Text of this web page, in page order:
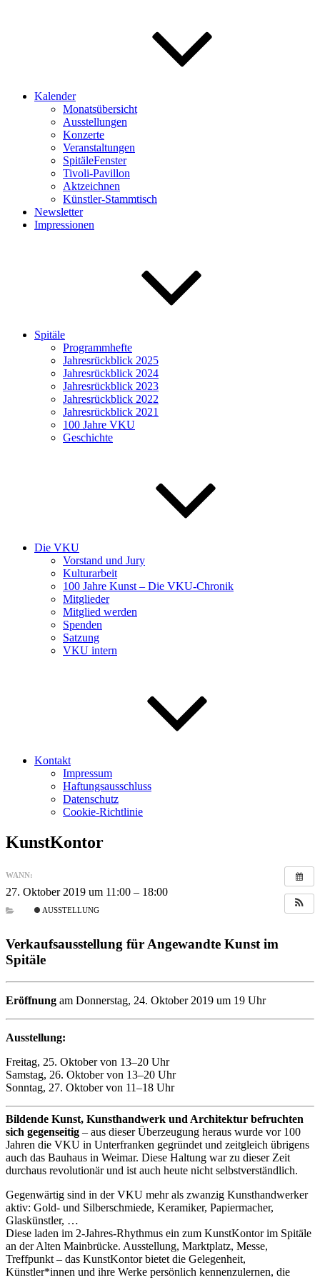
Kalender
Monatsübersicht
Ausstellungen
Konzerte
Veranstaltungen
SpitäleFenster
Tivoli-Pavillon
Aktzeichnen
Künstler-Stammtisch
Newsletter
Impressionen
Spitäle
Programmhefte
Jahresrückblick 2025
Jahresrückblick 2024
Jahresrückblick 2023
Jahresrückblick 2022
Jahresrückblick 2021
100 Jahre VKU
Geschichte
Die VKU
Vorstand und Jury
Kulturarbeit
100 Jahre Kunst – Die VKU-Chronik
Mitglieder
Mitglied werden
Spenden
Satzung
VKU intern
Kontakt
Impressum
Haftungsausschluss
Datenschutz
Cookie-Richtlinie
KunstKontor
WANN:
27. Oktober 2019 um 11:00 – 18:00
AUSSTELLUNG
Verkaufsausstellung für Angewandte Kunst im
Spitäle
Eröffnung am Donnerstag, 24. Oktober 2019 um 19 Uhr
Ausstellung:
Freitag, 25. Oktober von 13–20 Uhr
Samstag, 26. Oktober von 13–20 Uhr
Sonntag, 27. Oktober von 11–18 Uhr
Bildende Kunst, Kunsthandwerk und Architektur befruchten
sich gegenseitig – aus dieser Überzeugung heraus wurde vor 100
Jahren die VKU in Unterfranken gegründet und zeitgleich übrigens
auch das Bauhaus in Weimar. Diese Haltung war zu dieser Zeit
durchaus revolutionär und ist auch heute nicht selbstverständlich.
Gegenwärtig sind in der VKU mehr als zwanzig Kunsthandwerker
aktiv: Gold- und Silberschmiede, Keramiker, Papiermacher,
Glaskünstler, …
Diese laden im 2-Jahres-Rhythmus ein zum KunstKontor im Spitäle
an der Alten Mainbrücke. Ausstellung, Marktplatz, Messe,
Treffpunkt – das KunstKontor bietet die Gelegenheit,
Künstler*innen und ihre Werke persönlich kennenzulernen, die